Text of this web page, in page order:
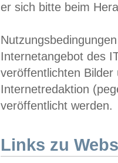
er sich bitte beim
Internetangebot des
veröffentlichten
Internetredaktion
veröffentlicht werden.
Links zu